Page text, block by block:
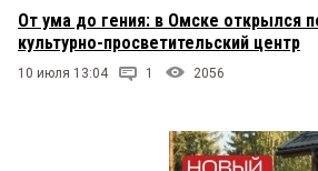
От ума до гения: в Омске открылся
культурно-просветительский центр
10 июля 13:04 1 2056